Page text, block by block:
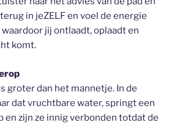
in jeZELF en voel de energie
jij ontlaadt, oplaadt en
komt.
groter dan het mannetje. In de
dat vruchtbare water, springt een
en zijn ze innig verbonden totdat de